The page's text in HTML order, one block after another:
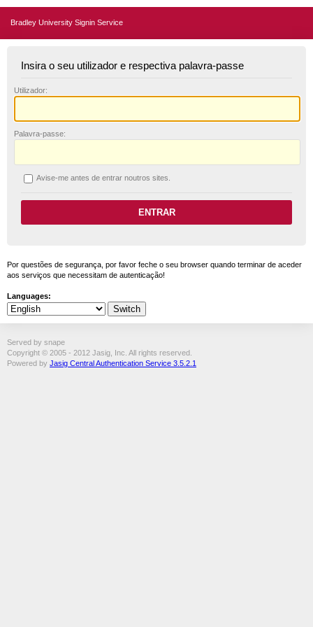
Bradley University Signin Service
Insira o seu utilizador e respectiva palavra-passe
Utilizador:
Palavra-passe:
Avise-me antes de entrar noutros sites.
Por questões de segurança, por favor feche o seu browser quando terminar de aceder
aos serviços que necessitam de autenticação!
Languages:
Served by snape
Copyright © 2005 - 2012 Jasig, Inc. All rights reserved.
Powered by Jasig Central Authentication Service 3.5.2.1